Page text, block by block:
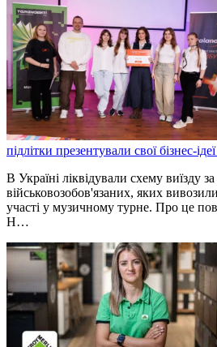
підлітки презентували свої бізнес-
В Україні ліквідували схему виїзду
військовозобов'язаних, яких
участі у музичному турне. Про це
Н…